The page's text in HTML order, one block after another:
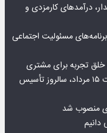
درآمدهای کارمزدی و
تومان به برنامه‌های مسئولیت اجتماعی
خلق تجربه برای مشتری
پیام مدیرعامل بانک توسعه تعاون به مناسبت ۱۵ مرداد، سالروز تأسیس
منصوب شد